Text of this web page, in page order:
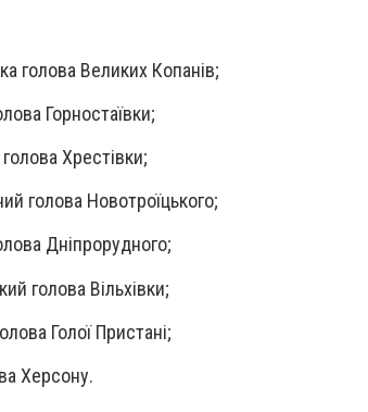
голова Великих Копанів;
Горностаївки;
Хрестівки;
голова Новотроїцького;
Дніпрорудного;
голова Вільхівки;
Голої Пристані;
Херсону.